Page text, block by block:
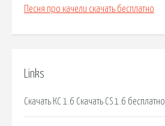
Песня про качели скачать бесплатно
Links
Скачать КС 1.6 Скачать CS 1.6 бесплатно.